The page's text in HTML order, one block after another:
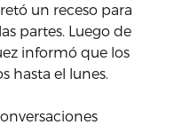
un receso para
partes. Luego de
informó que los
hasta el lunes.